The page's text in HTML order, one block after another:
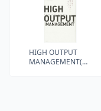
HIGH OUTPUT
MANAGEMENT(ハ